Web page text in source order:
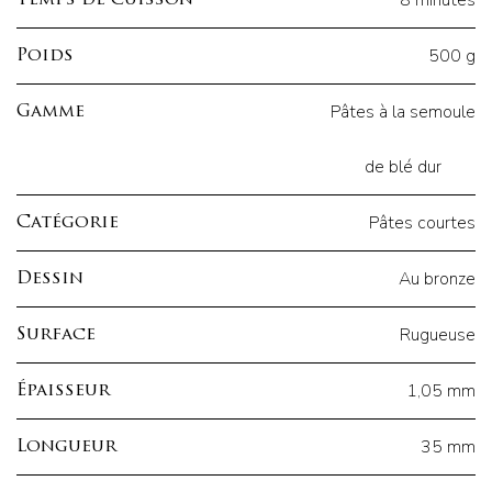
Poids 500 g
Gamme Pâtes à la semoule
de blé dur
Catégorie Pâtes courtes
Dessin Au bronze
Surface Rugueuse
Épaisseur 1,05 mm
Longueur 35 mm